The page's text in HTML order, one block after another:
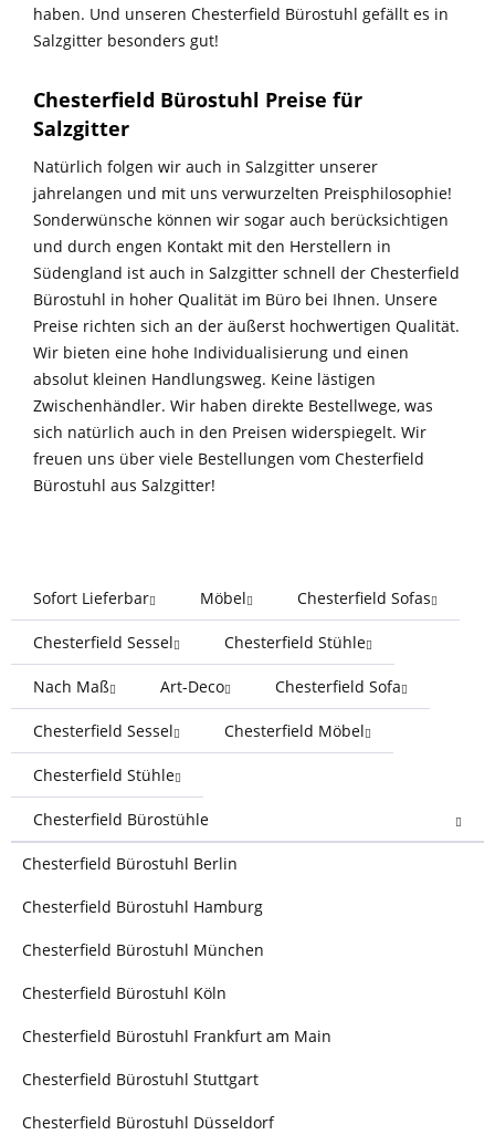
haben. Und unseren Chesterfield Bürostuhl gefällt es in
Salzgitter besonders gut!
Chesterfield Bürostuhl Preise für
Salzgitter
Natürlich folgen wir auch in Salzgitter unserer
jahrelangen und mit uns verwurzelten Preisphilosophie!
Sonderwünsche können wir sogar auch berücksichtigen
und durch engen Kontakt mit den Herstellern in
Südengland ist auch in Salzgitter schnell der Chesterfield
Bürostuhl in hoher Qualität im Büro bei Ihnen. Unsere
Preise richten sich an der äußerst hochwertigen Qualität.
Wir bieten eine hohe Individualisierung und einen
absolut kleinen Handlungsweg. Keine lästigen
Zwischenhändler. Wir haben direkte Bestellwege, was
sich natürlich auch in den Preisen widerspiegelt. Wir
freuen uns über viele Bestellungen vom Chesterfield
Bürostuhl aus Salzgitter!
Sofort Lieferbar Möbel Chesterfield Sofas
Chesterfield Sessel Chesterfield Stühle
Nach Maß Art-Deco Chesterfield Sofa
Chesterfield Sessel Chesterfield Möbel
Chesterfield Stühle
Chesterfield Bürostühle
Chesterfield Bürostuhl Berlin
Chesterfield Bürostuhl Hamburg
Chesterfield Bürostuhl München
Chesterfield Bürostuhl Köln
Chesterfield Bürostuhl Frankfurt am Main
Chesterfield Bürostuhl Stuttgart
Chesterfield Bürostuhl Düsseldorf